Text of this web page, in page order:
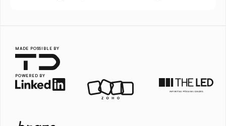
MADE POSSIBLE BY
POWERED BY